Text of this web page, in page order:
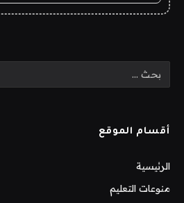
أقسام الموقع
الرئيسية
منوعات التعليم